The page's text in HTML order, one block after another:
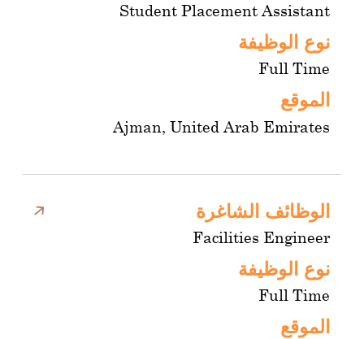
Student Placement Assistant
نوع الوظيفة
Full Time
الموقع
Ajman, United Arab Emirates
الوظائف الشاغرة
Facilities Engineer
نوع الوظيفة
Full Time
الموقع